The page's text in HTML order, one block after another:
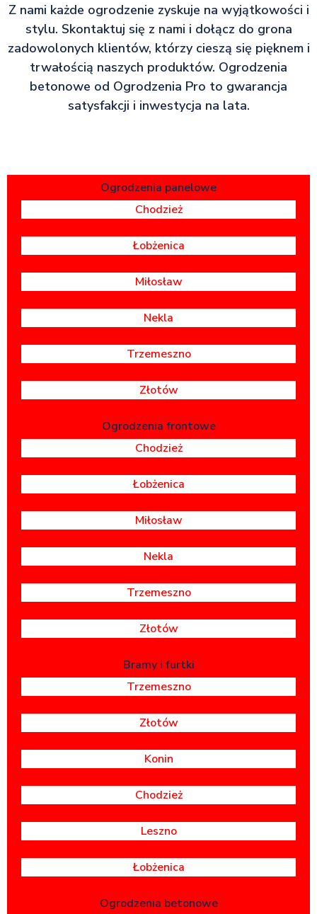
Z nami każde ogrodzenie zyskuje na wyjątkowości i
stylu. Skontaktuj się z nami i dołącz do grona
zadowolonych klientów, którzy cieszą się pięknem i
trwałością naszych produktów. Ogrodzenia
betonowe od Ogrodzenia Pro to gwarancja
satysfakcji i inwestycja na lata.
Ogrodzenia panelowe
Chodzież
Łobżenica
Miłosław
Nekla
Trzemeszno
Złotów
Ogrodzenia frontowe
Chodzież
Łobżenica
Miłosław
Nekla
Trzemeszno
Złotów
Bramy i furtki
Trzemeszno
Złotów
Konin
Chodzież
Leszno
Łobżenica
Ogrodzenia betonowe